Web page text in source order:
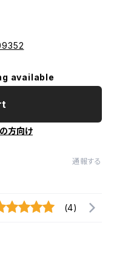
available
方向け
通報する
(4)